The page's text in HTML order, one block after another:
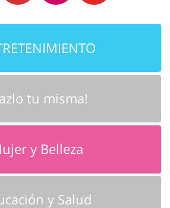
tu misma!
y Belleza
y Salud